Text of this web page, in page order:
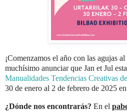
¡Comenzamos el año con las
muchísimo anunciar que Jan et Jul
Manualidades Tendencias Creativas
30 de enero al 2 de febrero de 2025
¿Dónde nos encontrarás? En el